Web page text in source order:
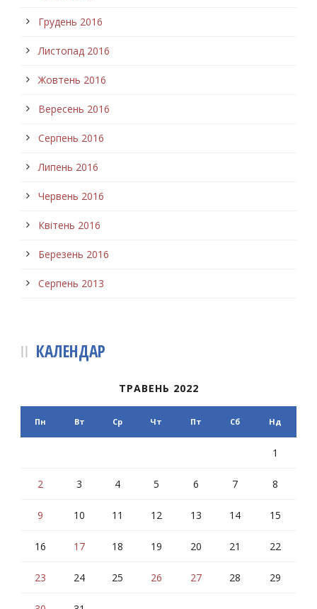
Грудень 2016
Листопад 2016
Жовтень 2016
Вересень 2016
Серпень 2016
Липень 2016
Червень 2016
Квітень 2016
Березень 2016
Серпень 2013
КАЛЕНДАР
ТРАВЕНЬ 2022
Пн Вт Ср Чт Пт Сб Нд
1
2 3 4 5 6 7 8
9 10 11 12 13 14 15
16 17 18 19 20 21 22
23 24 25 26 27 28 29